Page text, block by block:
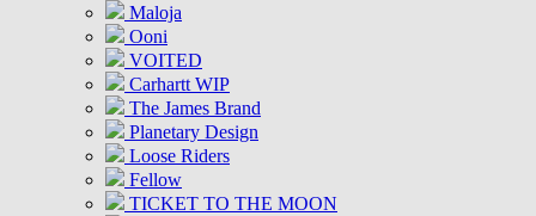
Maloja
Ooni
VOITED
Carhartt WIP
The James Brand
Planetary Design
Loose Riders
Fellow
TICKET TO THE MOON